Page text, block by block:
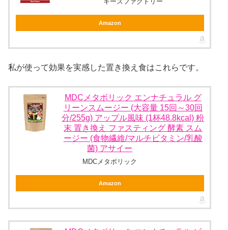
Amazon
私が使って効果を実感した置き換え食はこれらです。
MDCメタボリック エンナチュラル グ
リーンスムージー (大容量 15回～30回
分/255g) アップル風味 (1杯48.8kcal) 粉
末 置き換え ファスティング 酵素 スム
ージー (食物繊維/マルチビタミン/乳酸
菌) アサイー
MDCメタボリック
Amazon